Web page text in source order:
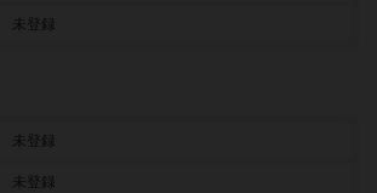
未登録
未登録
未登録